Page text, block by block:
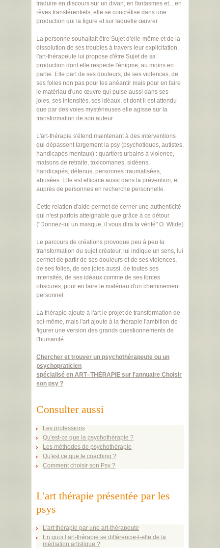
traduire en discours sur un divan, en fantasmes et... en
rêves transférentiels, elle se concrétise dans une
production qui la figure et sur laquelle œuvrer.
La personne souhaitait être Sujet d'elle-même et de la
dissolution de ses troubles à travers leur explicitation,
l'art-thérapeute lui propose d'être Sujet de sa
production dont elle respecte l'énigme, au moins en
partie. Elle part de ses douleurs, de ses violences, de
ses folies non pas pour les anéantir mais pour en faire
le matériau d'une œuvre qui puise aussi dans ses
joies, ses intensités, ses idéaux, et dont il est attendu
que par des voies mystérieuses elle agisse sur la
transformation de son auteur.
L'art-thérapie s'étend maintenant à des interventions
qui dépassent largement la psy (psychotiques, autistes,
handicapés mentaux) : quartiers urbains à violence,
maisons de retraite, toxicomanes, sidéens,
handicapés, détenus, personnes traumatisées,
abusées. Elle est efficace aussi dans la prévention, et
auprès de personnes en recherche personnelle.
Cette relation d'aide permet de cerner une authenticité
qui n'est parfois atteignable que grâce à ce détour
("Donnez-lui un masque, il vous dira la vérité" O. Wilde)
Le parcours de créations provoque peu à peu la
transformation du sujet créateur, lui indique un sens, lui
permet de partir de ses douleurs et de ses violences,
de ses folies, de ses joies aussi, de toutes ses
intensités, de ses idéaux comme de ses forces
obscures, pour en faire le matériau d'un cheminement
personnel.
La thérapie ajoute à l'art le projet de transformation de
soi-même, mais l'art ajoute à la thérapie l'ambition de
figurer une version des grands questionnements de
l'humanité.
Chercher et trouver un psychothérapeute ou un
psychopraticien
spécialisé en ART–THÉRAPIE sur l'annuaire Choisir
son psy ?
Consulter aussi
Les professions
Qu'est-ce que la psychothérapie ?
Les méthodes de psychothérapie
Qu'est ce que le coaching ?
Comment choisir son Psy ?
L'art thérapie présentée par les
psys
L'art thérapie par une art-thérapeute
En quoi l’art-thérapie se différencie-t-elle de la
médiation artistique ?